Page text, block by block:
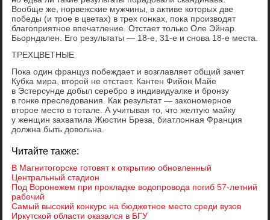
Вообще же, норвежские мужчины, в активе которых две
победы (и трое в цветах) в трех гонках, пока производят
благоприятное впечатление. Отстает только Оле Эйнар
Бьорндален. Его результаты — 18-е, 31-е и снова 18-е места.
ТРЕХЦВЕТНЫЕ
Пока один француз побеждает и возглавляет общий зачет
Кубка мира, второй не отстает. Кантен Фийон Майе
в Эстерсунде добыл серебро в индивидуалке и бронзу
в гонке преследования. Как результат — закономерное
второе место в тотале. А учитывая то, что желтую майку
у женщин захватила Жюстин Бреза, биатлонная Франция
должна быть довольна.
Читайте также:
В Магнитогорске готовят к открытию обновленный
Центральный стадион
Под Воронежем при прокладке водопровода погиб 57-летний
рабочий
Самый высокий конкурс на бюджетное место среди вузов
Иркутской области оказался в БГУ